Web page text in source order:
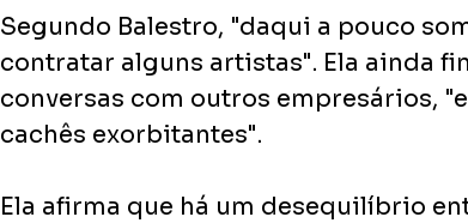
Segundo Balestro, "daqui a pouco
contratar alguns artistas". Ela ainda
conversas com outros empresários,
cachês exorbitantes".
Ela afirma que há um desequilíbrio